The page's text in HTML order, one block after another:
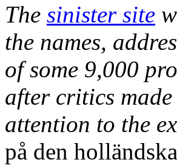
The sinister site
the names,
of some 9,000
after critics
attention to the
på den